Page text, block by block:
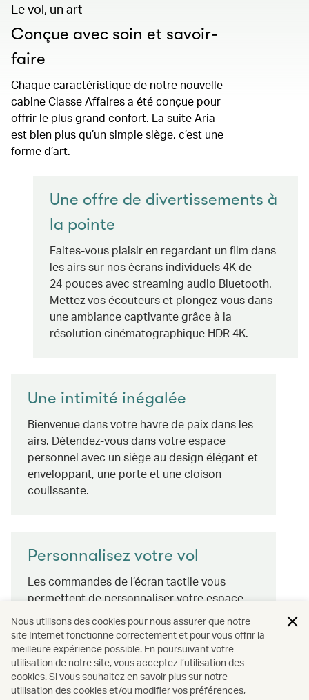
Le vol, un art
Conçue avec soin et savoir-
faire
Chaque caractéristique de notre nouvelle
cabine Classe Affaires a été conçue pour
offrir le plus grand confort. La suite Aria
est bien plus qu’un simple siège, c’est une
forme d’art.
Une offre de divertissements à
la pointe
Faites-vous plaisir en regardant un film dans
les airs sur nos écrans individuels 4K de
24 pouces avec streaming audio Bluetooth.
Mettez vos écouteurs et plongez-vous dans
une ambiance captivante grâce à la
résolution cinématographique HDR 4K.
Une intimité inégalée
Bienvenue dans votre havre de paix dans les
airs. Détendez-vous dans votre espace
personnel avec un siège au design élégant et
enveloppant, une porte et une cloison
coulissante.
Personnalisez votre vol
Les commandes de l’écran tactile vous
permettent de personnaliser votre espace
boutons secondaires sont à portée de main,
même en mode couchette. Personnalisez
votre éclairage d’ambiance depuis n’importe
quelle position de siège sans déranger les
autres passagers. Avec ou sans lumière, le
Nous utilisons des cookies pour nous assurer que notre
site Internet fonctionne correctement et pour vous offrir la
meilleure expérience possible. En poursuivant votre
utilisation de notre site, vous acceptez l’utilisation des
cookies. Si vous souhaitez en savoir plus sur notre
utilisation des cookies et/ou modifier vos préférences,